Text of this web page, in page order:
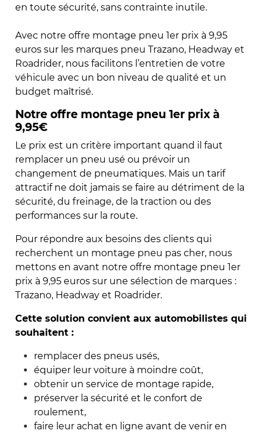
en toute sécurité, sans contrainte inutile.
Avec notre offre montage pneu 1er prix à 9,95
euros sur les marques pneu Trazano, Headway et
Roadrider, nous facilitons l’entretien de votre
véhicule avec un bon niveau de qualité et un
budget maîtrisé.
Notre offre montage pneu 1er prix à
9,95€
Le prix est un critère important quand il faut
remplacer un pneu usé ou prévoir un
changement de pneumatiques. Mais un tarif
attractif ne doit jamais se faire au détriment de la
sécurité, du freinage, de la traction ou des
performances sur la route.
Pour répondre aux besoins des clients qui
recherchent un montage pneu pas cher, nous
mettons en avant notre offre montage pneu 1er
prix à 9,95 euros sur une sélection de marques :
Trazano, Headway et Roadrider.
Cette solution convient aux automobilistes qui
souhaitent :
remplacer des pneus usés,
équiper leur voiture à moindre coût,
obtenir un service de montage rapide,
préserver la sécurité et le confort de
roulement,
faire leur achat en ligne avant de venir en